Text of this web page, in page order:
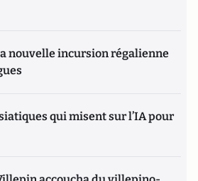
nouvelle incursion régalienne
qui misent sur l’IA pour